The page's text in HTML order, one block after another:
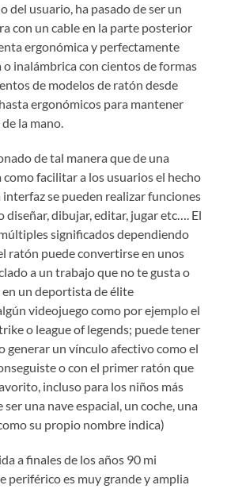
del usuario, ha pasado de ser un
con un cable en la parte posterior
ergonómica y perfectamente
inalámbrica con cientos de formas
de modelos de ratón desde
ergonómicos para mantener
la mano.
de tal manera que de una
facilitar a los usuarios el hecho
se pueden realizar funciones
diseñar, dibujar, editar, jugar etc…. El
significados dependiendo
ratón puede convertirse en unos
a un trabajo que no te gusta o
un deportista de élite
videojuego como por ejemplo el
o league of legends; puede tener
generar un vínculo afectivo como el
o con el primer ratón que
incluso para los niños más
una nave espacial, un coche, una
su propio nombre indica)
a finales de los años 90 mi
periférico es muy grande y amplia